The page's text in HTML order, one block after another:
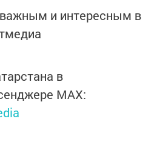
и интересным в
в
MАХ: